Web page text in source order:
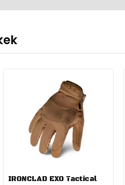
IRONCLAD EXO Tactical